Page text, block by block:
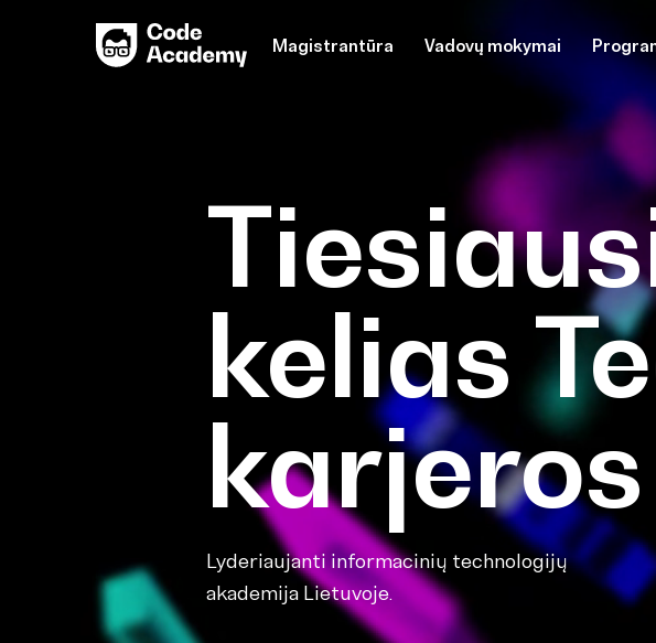
Magistrantūra Vadovų mokymai
kelias
Lyderiaujanti informacinių technologijų
akademija Lietuvoje.